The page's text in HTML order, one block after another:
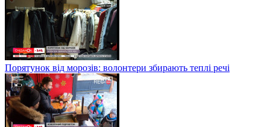
Порятунок від морозів: волонтери збирають теплі речі